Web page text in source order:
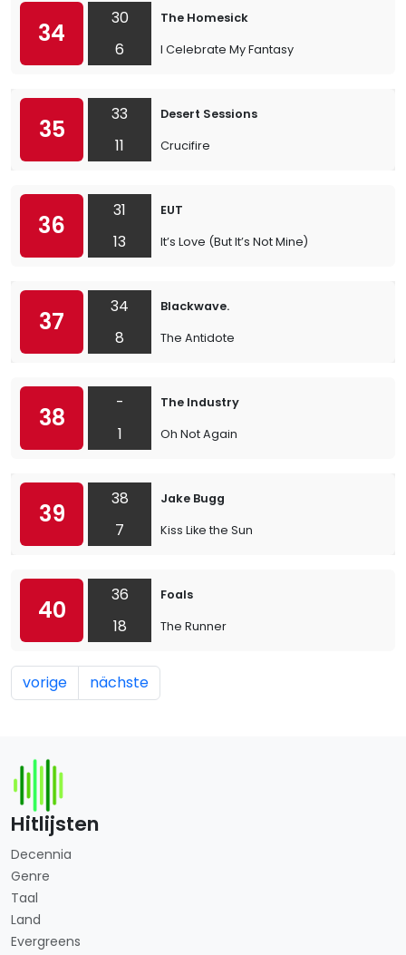
34
30
6
The Homesick
I Celebrate My Fantasy
35
33
11
Desert Sessions
Crucifire
36
31
13
EUT
It’s Love (But It’s Not Mine)
37
34
8
Blackwave.
The Antidote
38
-
1
The Industry
Oh Not Again
39
38
7
Jake Bugg
Kiss Like the Sun
40
36
18
Foals
The Runner
vorige nächste
Hitlijsten
Decennia
Genre
Taal
Land
Evergreens